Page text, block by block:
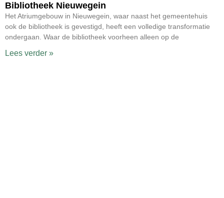
Bibliotheek Nieuwegein
Het Atriumgebouw in Nieuwegein, waar naast het gemeentehuis
ook de bibliotheek is gevestigd, heeft een volledige transformatie
ondergaan. Waar de bibliotheek voorheen alleen op de
Lees verder »